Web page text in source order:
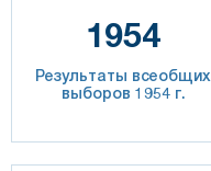
1954
Результаты всеобщих
выборов 1954 г.